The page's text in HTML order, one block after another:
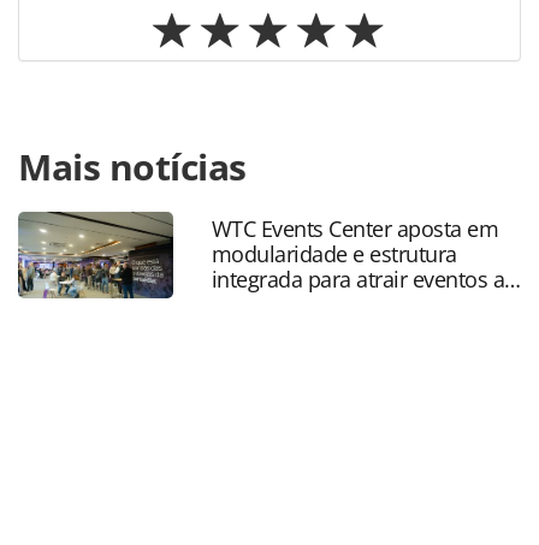
https://www.panrotas.com.br/mercado/cruzeiros/2018/
caribbean-agora-permite-reservas-personalizadas-de-
cabines_156281.html ou as ferramentas oferecidas na
página. Todo o conteúdo produzido pela PANROTAS
Editora é protegido pela legislação brasileira sobre direito
autoral. Não reproduza o conteúdo sem autorização da
Mais notícias
WTC Events Center aposta em
modularidade e estrutura
integrada para atrair eventos a